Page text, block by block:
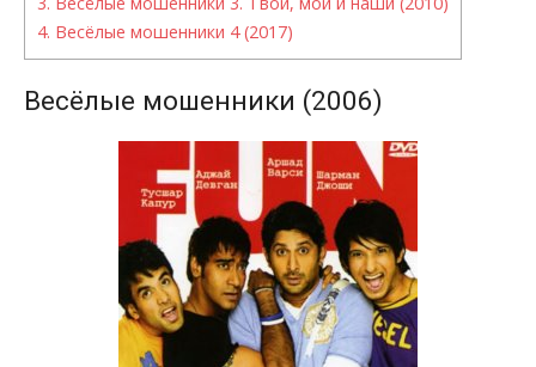
4. Весёлые мошенники 4 (2017)
Весёлые мошенники (2006)